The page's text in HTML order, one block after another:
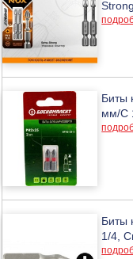
Strong
Биты
мм/C
Биты
1/4,